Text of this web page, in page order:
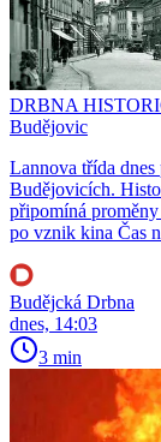
DRBNA
Budějovic
Lannova třída
Budějovicích.
připomíná
po vznik kina Čas
Budějcká Drbna
dnes, 14:03
3 min